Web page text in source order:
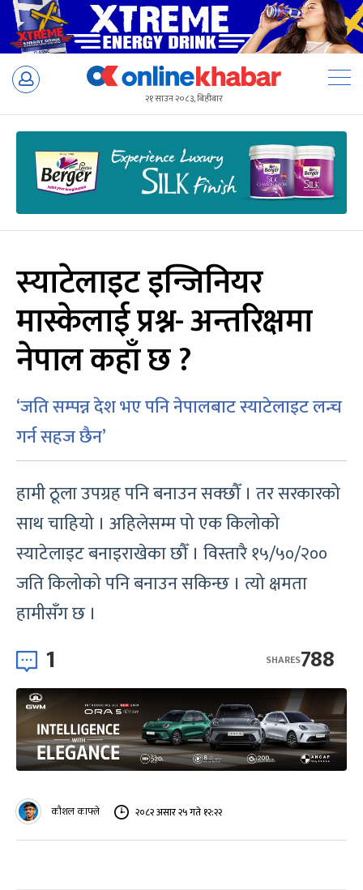
Skip
२१ साउन २०८३, बिहीबार
स्याटेलाइट इन्जिनियर
मास्केलाई प्रश्न- अन्तरिक्षमा
नेपाल कहाँ छ ?
‘जति सम्पन्न देश भए पनि नेपालबाट स्याटेलाइट लन्च
गर्न सहज छैन’
हामी ठूला उपग्रह पनि बनाउन सक्छौँ । तर सरकारको
साथ चाहियो । अहिलेसम्म पो एक किलोको
स्याटेलाइट बनाइराखेका छौँ । विस्तारै १५/५०/२००
जति किलोको पनि बनाउन सकिन्छ । त्यो क्षमता
हामीसँग छ ।
1 788
SHARES
कौशल काफ्ले २०८२ असार २५ गते १२:२२